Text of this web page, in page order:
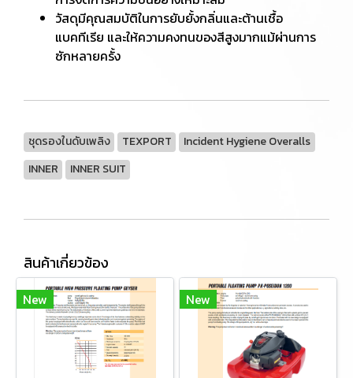
วัสดุมีคุณสมบัติในการยับยั้งกลิ่นและต้านเชื้อ
แบคทีเรีย และให้ความคงทนของสีสูงมากแม้ผ่านการ
ซักหลายครั้ง
ชุดรองในดับเพลิง TEXPORT
Incident Hygiene Overalls
INNER
INNER SUIT
สินค้าเกี่ยวข้อง
New New